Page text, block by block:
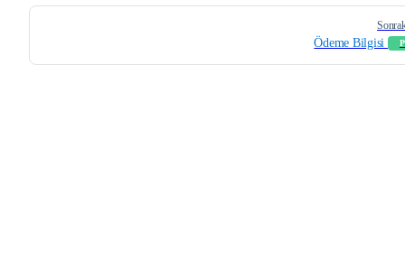
Ödeme Bilgisi